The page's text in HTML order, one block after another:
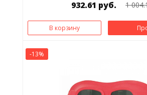
932.61 руб. 1
В корзину
-13%